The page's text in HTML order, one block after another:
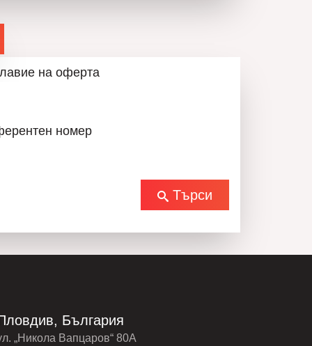
на оферта
номер
Търси
България
„Никола Вапцаров“ 80А